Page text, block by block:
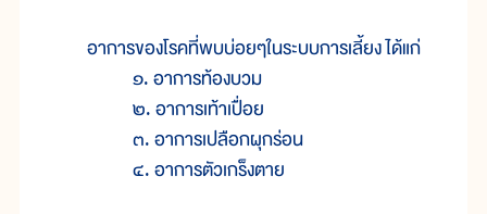
อาการของโรคที่พบบ่อยๆในระบบการเลี้ยง ได้แก่
๑. อาการท้องบวม
๒. อาการเท้าเปื่อย
๓. อาการเปลือกผุกร่อน
๔. อาการตัวเกร็งตาย